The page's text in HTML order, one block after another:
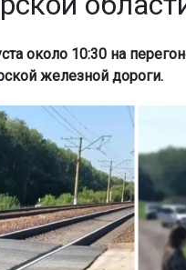
около 10:30 на
железной дороги.